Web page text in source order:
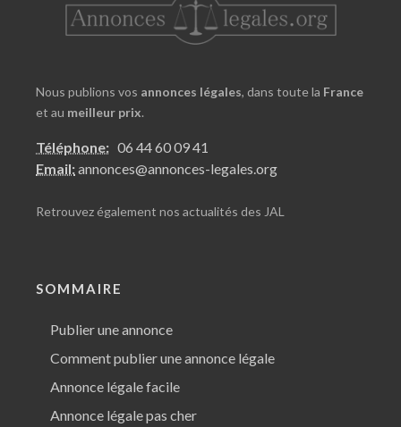
Nous publions vos annonces légales, dans toute la France
et au meilleur prix.
Téléphone: 06 44 60 09 41
Email:annonces@annonces-legales.org
Retrouvez également nos actualités des JAL
SOMMAIRE
Publier une annonce
Comment publier une annonce légale
Annonce légale facile
Annonce légale pas cher